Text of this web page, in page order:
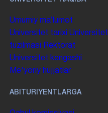
Umumiy maʼlumot
Universitet tarixi Universitet
tuzilmasi
Rektorat
Universitet kengashi
Me'yoriy hujjatlar
ABITURIYENTLARGA